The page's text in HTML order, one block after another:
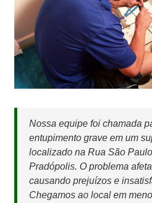
Nossa equipe foi chamada
entupimento grave em um
localizado na Rua São
Pradópolis. O problema
causando prejuízos e
Chegamos ao local em